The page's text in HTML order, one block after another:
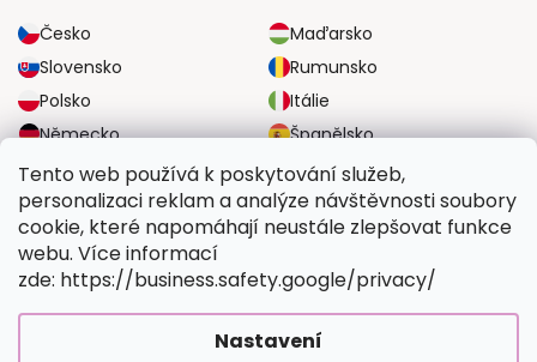
Tento web používá k poskytování služeb,
personalizaci reklam a analýze návštěvnosti soubory
cookie, které napomáhají neustále zlepšovat funkce
webu. Více informací
zde: https://business.safety.google/privacy/
Nastavení
Česko
Maďarsko
Slovensko
Rumunsko
Polsko
Itálie
Německo
Španělsko
Velká Británie
Rakousko
SPOLEHLIVÉ MOŽNOSTI DOPRAVY
BEZPEČNÉ MOŽNOSTI PLATBY